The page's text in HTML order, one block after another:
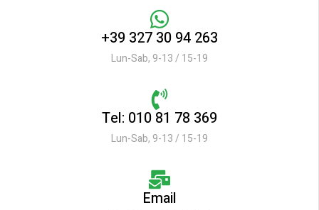
+39 327 30 94 263
Lun-Sab, 9-13 / 15-19
Tel: 010 81 78 369
Lun-Sab, 9-13 / 15-19
Email